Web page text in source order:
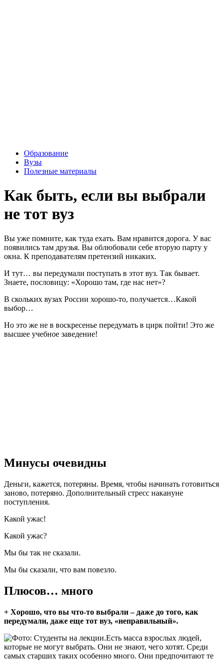
Образование
Вузы
Полезные материалы
Как быть, если вы выбрали
не тот вуз
Вы уже помните, как туда ехать. Вам нравится дорога. У вас
появились там друзья. Вы облюбовали себе вторую парту у
окна. К преподавателям претензий никаких.
И тут… вы передумали поступать в этот вуз. Так бывает.
Знаете, пословицу: «Хорошо там, где нас нет»?
В скольких вузах России хорошо-то, получается…Какой
выбор…
Но это же не в воскресенье передумать в цирк пойти! Это же
высшее учебное заведение!
Минусы очевидны
Деньги, кажется, потеряны. Время, чтобы начинать готовиться
заново, потеряно. Дополнительный стресс накануне
поступления.
Какой ужас!
Какой ужас?
Мы бы так не сказали.
Мы бы сказали, что вам повезло.
Плюсов… много
+ Хорошо, что вы что-то выбрали – даже до того, как
передумали, даже еще тот вуз, «неправильный».
Есть масса взрослых людей,
которые не могут выбрать. Они не знают, чего хотят. Среди
самых старших таких особенно много. Они предпочитают те